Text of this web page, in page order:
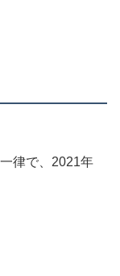
律で、2021年